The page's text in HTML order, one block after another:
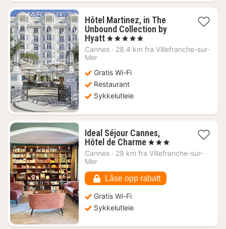
Hôtel Martinez, in The
Unbound Collection by
Hyatt1
natt
kr.
, 5 Stjerner
Cannes · 28.4 km fra Villefranche-sur-
Mer
Gratis Wi-Fi
Restaurant
Sykkelutleie
Ideal Séjour Cannes,
Hôtel de Charme1
natt
kr.
, 3 Stjerner
Cannes · 29 km fra Villefranche-sur-
Mer
Låse opp rabatt
Gratis Wi-Fi
Sykkelutleie